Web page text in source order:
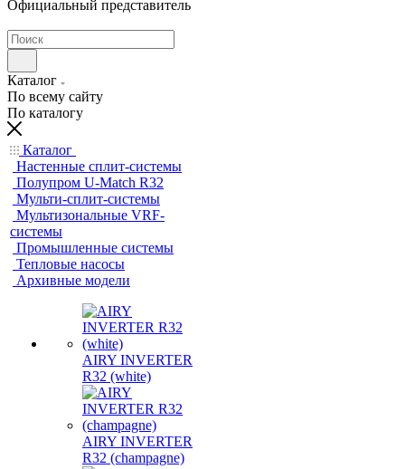
Официальный представитель
Каталог
По всему сайту
По каталогу
Каталог
Настенные сплит-системы
Полупром U-Match R32
Мульти-сплит-системы
Мультизональные VRF-
системы
Промышленные системы
Тепловые насосы
Архивные модели
AIRY INVERTER
R32 (white)
AIRY INVERTER
R32 (champagne)